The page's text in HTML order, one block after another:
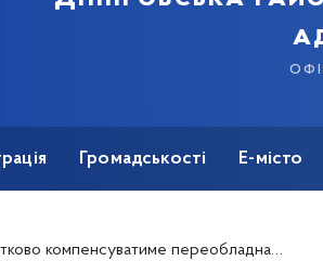
Громадськості Е-місто
переобладнання авто людям з інвалідністю з-поміж киян-Захисників і Захисниць